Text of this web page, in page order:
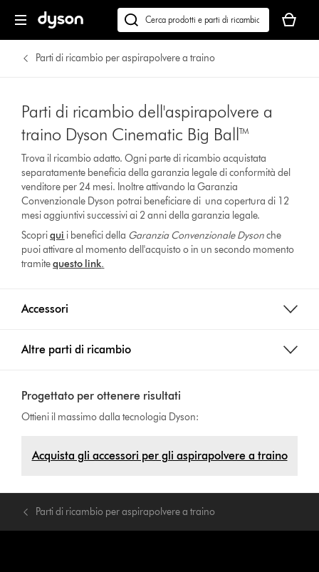
Cerca
su
dyson.it
carrello
è
Parti di ricambio per aspirapolvere a traino
Parti di ricambio dell'aspirapolvere a
traino Dyson Cinematic Big Ball™
Trova il ricambio adatto. Ogni parte di ricambio acquistata
separatamente beneficia della garanzia legale di conformità del
venditore per 24 mesi. Inoltre attivando la Garanzia
Convenzionale Dyson potrai beneficiare di una copertura di 12
mesi aggiuntivi successivi ai 2 anni della garanzia legale.
Scopriqui i benefici della Garanzia Convenzionale Dysonche
puoi attivare al momento dell'acquisto o in un secondo momento
tramitequesto link.
Accessori
Altre parti di ricambio
Progettato per ottenere risultati
Ottieni il massimo dalla tecnologia Dyson:
Acquista gli accessori per gli aspirapolvere a traino
Parti di ricambio per aspirapolvere a traino